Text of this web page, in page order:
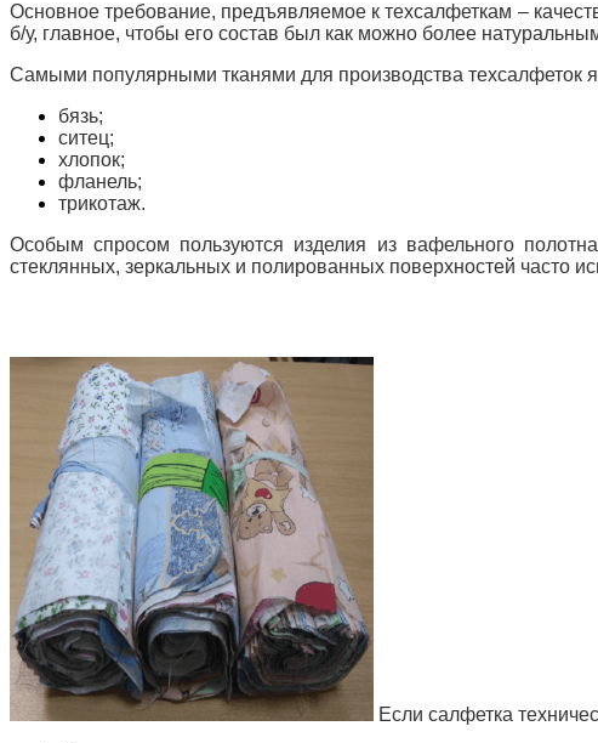
Основное требование, предъявляемое к техсалфеткам –
б/у, главное, чтобы его состав был как можно более
Самыми популярными тканями для производства техсалфеток
бязь;
ситец;
хлопок;
фланель;
трикотаж.
Особым спросом пользуются изделия из вафельного
стеклянных, зеркальных и полированных поверхностей часто
Если салфетка